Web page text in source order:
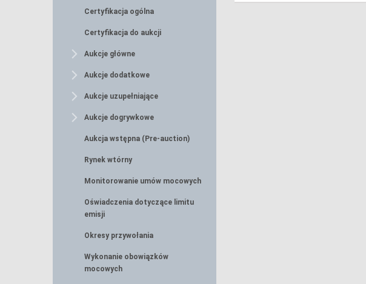
Certyfikacja ogólna
Certyfikacja do aukcji
Aukcje główne
Aukcje dodatkowe
Aukcje uzupełniające
Aukcje dogrywkowe
Aukcja wstępna (Pre-auction)
Rynek wtórny
Monitorowanie umów mocowych
Oświadczenia dotyczące limitu
emisji
Okresy przywołania
Wykonanie obowiązków
mocowych